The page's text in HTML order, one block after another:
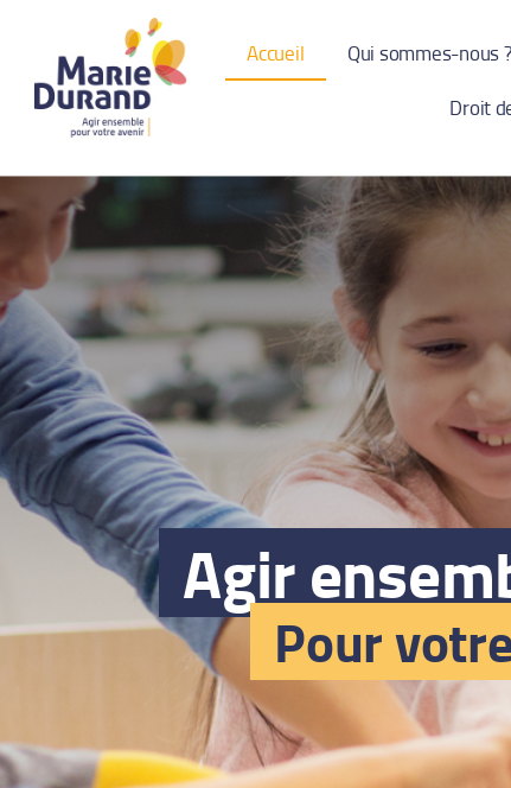
Accueil Qui sommes-nous ?
Droit
Agir
Pour